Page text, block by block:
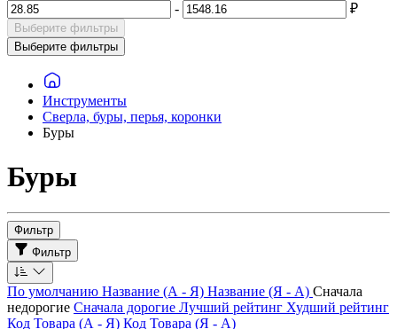
-
₽
Выберите фильтры
Выберите фильтры
Инструменты
Сверла, буры, перья, коронки
Буры
Буры
Фильтр
Фильтр
По умолчанию Название (А - Я) Название (Я - А) Сначала
недорогие Сначала дорогие Лучший рейтинг Худший рейтинг
Код Товара (А - Я) Код Товара (Я - А)